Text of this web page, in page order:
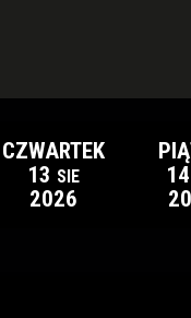
CZWARTEK
13 SIE
2026
14